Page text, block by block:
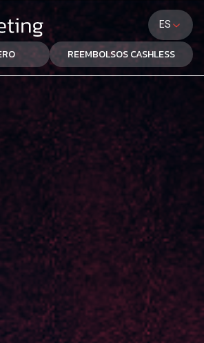
ES
REEMBOLSOS CASHLESS